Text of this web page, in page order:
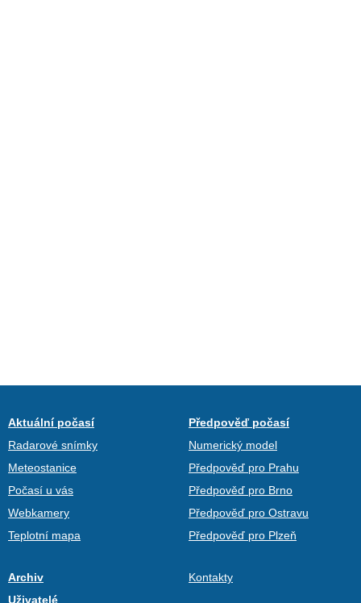
Aktuální počasí
Radarové snímky
Meteostanice
Počasí u vás
Webkamery
Teplotní mapa
Předpověď počasí
Numerický model
Předpověď pro Prahu
Předpověď pro Brno
Předpověď pro Ostravu
Předpověď pro Plzeň
Archiv
Uživatelé
Kontakty